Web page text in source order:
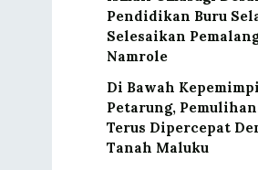
Pendidikan Buru
Selesaikan
Namrole
Di Bawah
Petarung,
Terus Dipercepat
Tanah Maluku